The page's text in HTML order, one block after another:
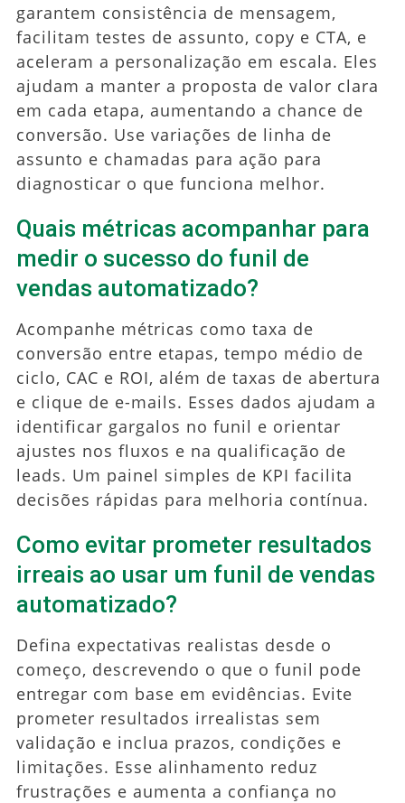
garantem consistência de mensagem,
facilitam testes de assunto, copy e CTA, e
aceleram a personalização em escala. Eles
ajudam a manter a proposta de valor clara
em cada etapa, aumentando a chance de
conversão. Use variações de linha de
assunto e chamadas para ação para
diagnosticar o que funciona melhor.
Quais métricas acompanhar para
medir o sucesso do funil de
vendas automatizado?
Acompanhe métricas como taxa de
conversão entre etapas, tempo médio de
ciclo, CAC e ROI, além de taxas de abertura
e clique de e-mails. Esses dados ajudam a
identificar gargalos no funil e orientar
ajustes nos fluxos e na qualificação de
leads. Um painel simples de KPI facilita
decisões rápidas para melhoria contínua.
Como evitar prometer resultados
irreais ao usar um funil de vendas
automatizado?
Defina expectativas realistas desde o
começo, descrevendo o que o funil pode
entregar com base em evidências. Evite
prometer resultados irrealistas sem
validação e inclua prazos, condições e
limitações. Esse alinhamento reduz
frustrações e aumenta a confiança no